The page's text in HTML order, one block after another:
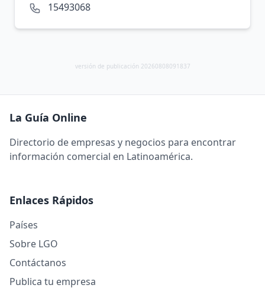
15493068
versión de publicación 20260808091837
La Guía Online
Directorio de empresas y negocios para encontrar
información comercial en Latinoamérica.
Enlaces Rápidos
Países
Sobre LGO
Contáctanos
Publica tu empresa